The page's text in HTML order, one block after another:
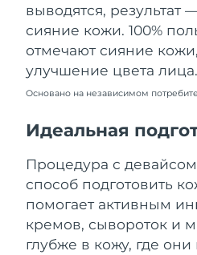
выводятся, результат
сияние кожи. 100%
отмечают сияние
улучшение цвета лица.
Основано на независимом
Идеальная
Процедура с
способ подготовить
помогает активным
кремов, сывороток и
глубже в кожу, где
Швеция
Швейцария
Тайвань
Таиланд
Турция